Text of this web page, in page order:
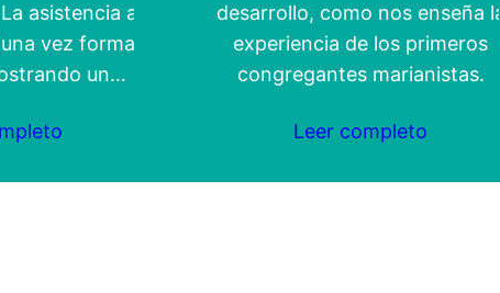
asistencia a las
vez formada la
un…
desarrollo, como nos enseña la
experiencia de los primeros
congregantes marianistas.
Leer completo